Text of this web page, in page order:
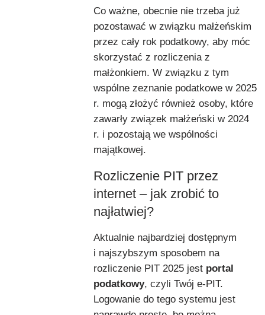
Co ważne, obecnie nie trzeba już
pozostawać w związku małżeńskim
przez cały rok podatkowy, aby móc
skorzystać z rozliczenia z
małżonkiem. W związku z tym
wspólne zeznanie podatkowe w 2025
r. mogą złożyć również osoby, które
zawarły związek małżeński w 2024
r. i pozostają we wspólności
majątkowej.
Rozliczenie PIT przez
internet – jak zrobić to
najłatwiej?
Aktualnie najbardziej dostępnym
i najszybszym sposobem na
rozliczenie PIT 2025 jest portal
podatkowy, czyli Twój e-PIT.
Logowanie do tego systemu jest